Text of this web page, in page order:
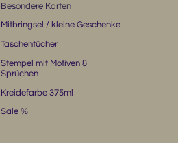
Besondere Karten
Mitbringsel / kleine Geschenke
Taschentücher
Stempel mit Motiven &
Sprüchen
Kreidefarbe 375ml
Sale %